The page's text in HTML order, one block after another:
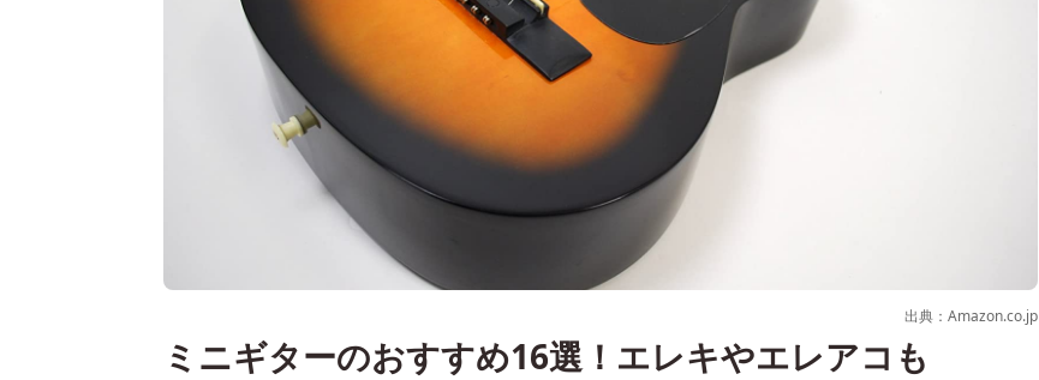
出典：Amazon.co.jp
ミニギターのおすすめ16選！エレキやエレアコも